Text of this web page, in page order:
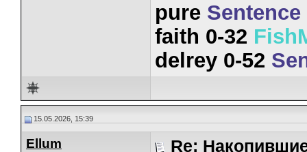
pure Sentence
faith 0-32
delrey 0-52
15.05.2026, 15:39
Ellum Re: